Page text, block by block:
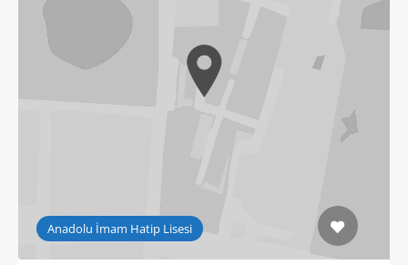
Anadolu İmam Hatip Lisesi